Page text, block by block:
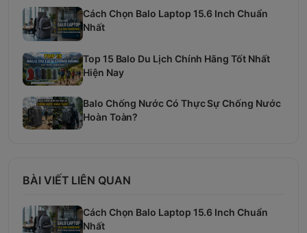
Cách Chọn Balo Laptop 15.6 Inch Chuẩn
Nhất
Top 15 Balo Du Lịch Chính Hãng Tốt Nhất
Hiện Nay
Balo Chống Nước Có Thực Sự Chống Nước
Hoàn Toàn?
BÀI VIẾT LIÊN QUAN
Cách Chọn Balo Laptop 15.6 Inch Chuẩn
Nhất